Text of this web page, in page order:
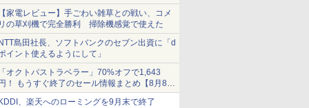
ョーツは1990円に
家電レビュー】手ごわい雑草との戦い、コメ
の草刈機で完全勝利 掃除機感覚で使えた
島田社長、ソフトバンクのセブン出資に「d
イント使えるようにして」
オクトパストラベラー」70%オフで1,643
！ もうすぐ終了のセール情報まとめ【8月8日
新】
ンテンドーeショップでは「大神 絶景版」が
、楽天へのローミングを9月末で終了